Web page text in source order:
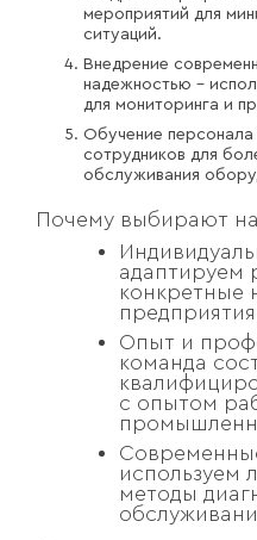
мероприятий для
ситуаций.
Внедрение
надежностью –
для мониторинга и
Обучение
сотрудников для
обслуживания
Почему выбирают
адаптируем
конкретные
Опыт и
команда
с опытом
используем
методы